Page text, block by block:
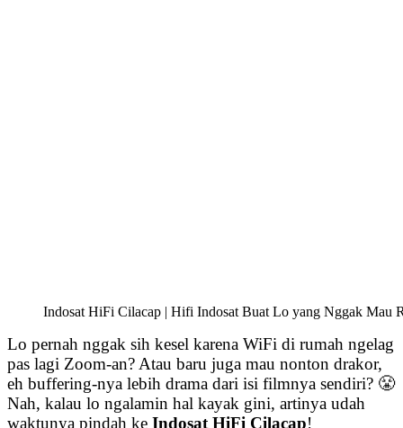
Indosat HiFi Cilacap | Hifi Indosat Buat Lo yang Nggak Mau
Lo pernah nggak sih kesel karena WiFi di rumah ngelag
pas lagi Zoom-an? Atau baru juga mau nonton drakor,
eh buffering-nya lebih drama dari isi filmnya sendiri? 😤
Nah, kalau lo ngalamin hal kayak gini, artinya udah
waktunya pindah ke Indosat HiFi Cilacap!